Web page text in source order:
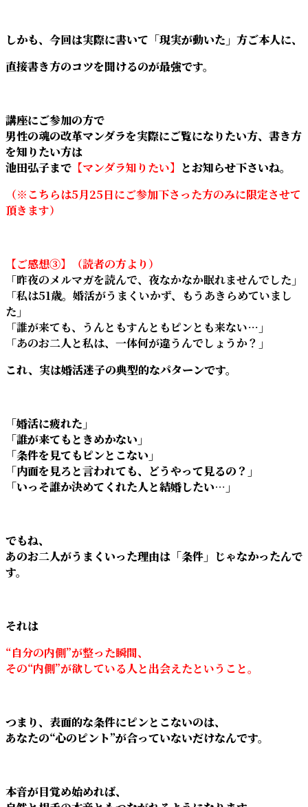
しかも、今回は実際に書いて「現実が動いた」方ご本人に、
直接書き方のコツを聞けるのが最強です。
講座にご参加の方で
男性の魂の改革マンダラを実際にご覧になりたい方、書き方
を知りたい方は
池田弘子まで 【マンダラ知りたい】 とお知らせ下さいね。
（※こちらは5月25日にご参加下さった方のみに限定させて
頂きます）
【ご感想③】（読者の方より）
「昨夜のメルマガを読んで、夜なかなか眠れませんでした」
「私は51歳。婚活がうまくいかず、もうあきらめていまし
た」
「誰が来ても、うんともすんともピンとも来ない…」
「あのお二人と私は、一体何が違うんでしょうか？」
これ、実は婚活迷子の典型的なパターンです。
「婚活に疲れた」
「誰が来てもときめかない」
「条件を見てもピンとこない」
「内面を見ろと言われても、どうやって見るの？」
「いっそ誰か決めてくれた人と結婚したい…」
でもね、
あのお二人がうまくいった理由は「条件」じゃなかったんで
す。
それは
“自分の内側”が整った瞬間、
その“内側”が欲している人と出会えたということ。
つまり、表面的な条件にピンとこないのは、
あなたの“心のピント”が合っていないだけなんです。
本音が目覚め始めれば、